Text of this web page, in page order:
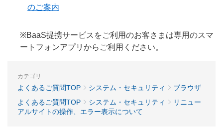
のご案内
※BaaS提携サービスをご利用のお客さまは専用のスマ
ートフォンアプリからご利用ください。
カテゴリ
よくあるご質問TOP システム・セキュリティ
ブラウザ
よくあるご質問TOP
システム・セキュリティ
リニュー
アルサイトの操作、エラー表示について